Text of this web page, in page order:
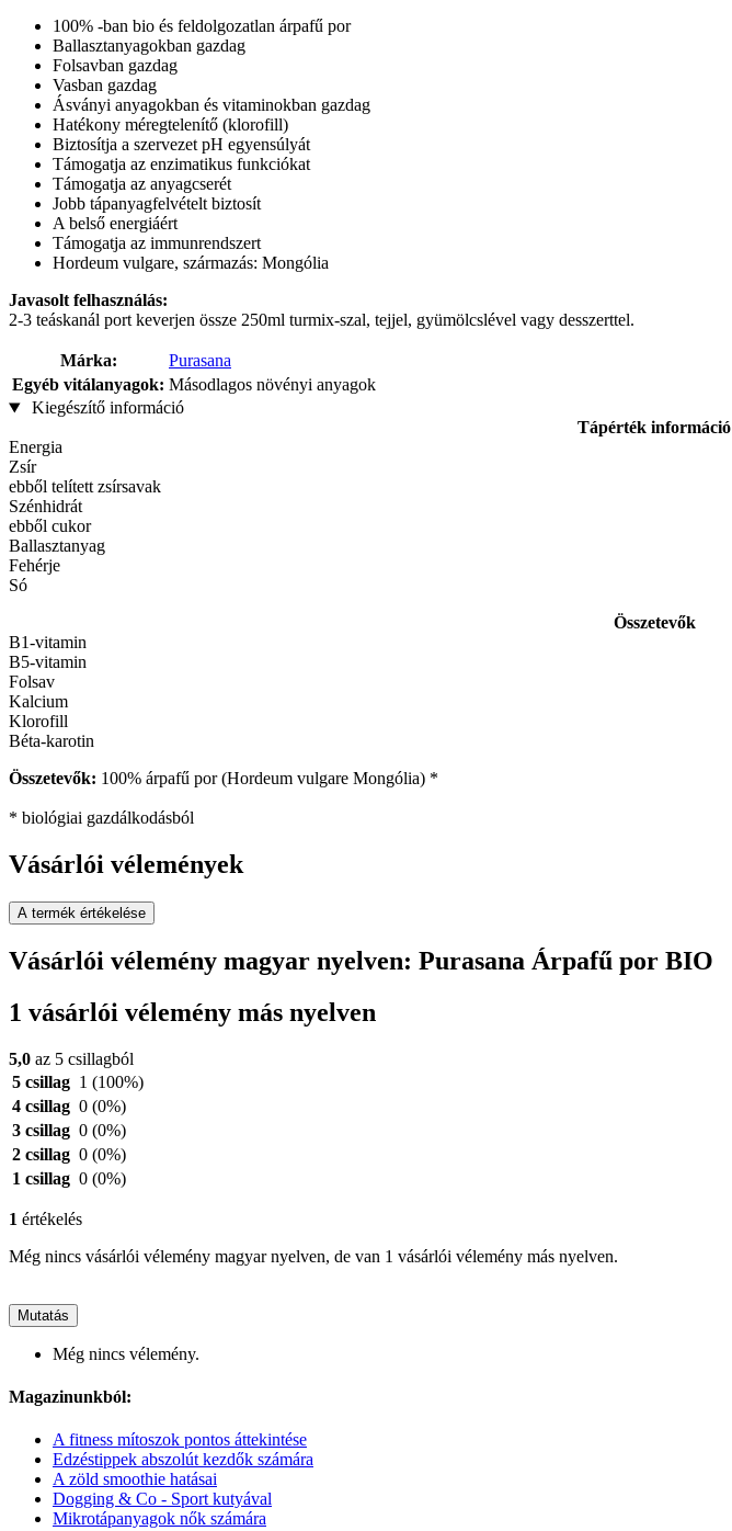
100% -ban bio és feldolgozatlan árpafű por
Ballasztanyagokban gazdag
Folsavban gazdag
Vasban gazdag
Ásványi anyagokban és vitaminokban gazdag
Hatékony méregtelenítő (klorofill)
Biztosítja a szervezet pH egyensúlyát
Támogatja az enzimatikus funkciókat
Támogatja az anyagcserét
Jobb tápanyagfelvételt biztosít
A belső energiáért
Támogatja az immunrendszert
Hordeum vulgare, származás: Mongólia
Javasolt felhasználás:
2-3 teáskanál port keverjen össze 250ml turmix-szal, tejjel, gyümölcslével vagy desszerttel.
Márka:
Purasana
Egyéb vitálanyagok: Másodlagos növényi anyagok
Kiegészítő információ
Tápérték információ
Energia
Zsír
ebből telített zsírsavak
Szénhidrát
ebből cukor
Ballasztanyag
Fehérje
Só
Összetevők
B1-vitamin
B5-vitamin
Folsav
Kalcium
Klorofill
Béta-karotin
Összetevők: 100% árpafű por (Hordeum vulgare Mongólia) *
* biológiai gazdálkodásból
Vásárlói vélemények
A termék értékelése
Vásárlói vélemény magyar nyelven: Purasana Árpafű por BIO
1 vásárlói vélemény más nyelven
5,0 az 5 csillagból
5 csillag 1 (100%)
4 csillag 0 (0%)
3 csillag 0 (0%)
2 csillag 0 (0%)
1 csillag 0 (0%)
1 értékelés
Még nincs vásárlói vélemény magyar nyelven, de van 1 vásárlói vélemény más nyelven.
Mutatás
Még nincs vélemény.
Magazinunkból:
A fitness mítoszok pontos áttekintése
Edzéstippek abszolút kezdők számára
A zöld smoothie hatásai
Dogging & Co - Sport kutyával
Mikrotápanyagok nők számára